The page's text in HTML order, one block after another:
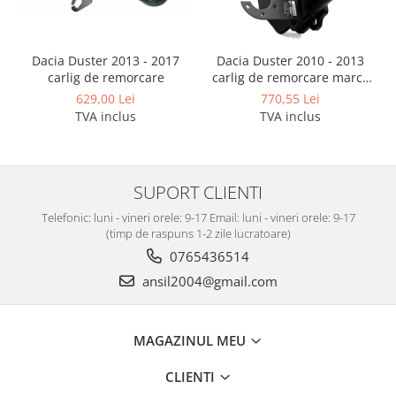
Dacia Duster 2013 - 2017
carlig de remorcare
629,00 Lei
TVA inclus
Dacia Duster 2010 - 2013
carlig de remorcare marca
Autohak
770,55 Lei
TVA inclus
SUPORT CLIENTI
Telefonic: luni - vineri orele: 9-17 Email: luni - vineri orele: 9-17
(timp de raspuns 1-2 zile lucratoare)
0765436514
ansil2004@gmail.com
MAGAZINUL MEU
CLIENTI